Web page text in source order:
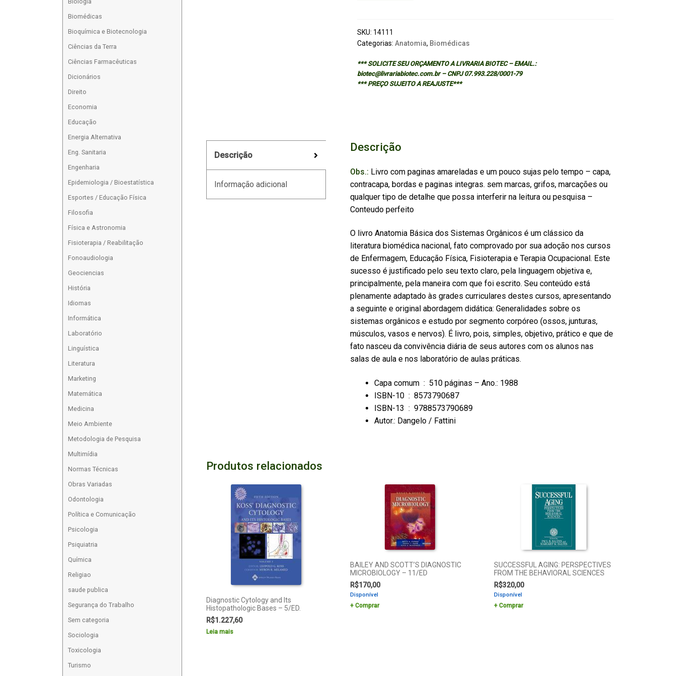
ORGANICOS
quantidade
SKU: 14111
Categorias: Anatomia, Biomédicas
*** SOLICITE SEU ORÇAMENTO A LIVRARIA BIOTEC – EMAIL.:
biotec@livrariabiotec.com.br – CNPJ 07.993.228/0001-79
*** PREÇO SUJEITO A REAJUSTE***
Descrição
Informação adicional
Descrição
Obs.: Livro com paginas amareladas e um pouco sujas pelo tempo – capa,
contracapa, bordas e paginas integras. sem marcas, grifos, marcações ou
qualquer tipo de detalhe que possa interferir na leitura ou pesquisa –
Conteudo perfeito
O livro Anatomia Básica dos Sistemas Orgânicos é um clássico da
literatura biomédica nacional, fato comprovado por sua adoção nos cursos
de Enfermagem, Educação Física, Fisioterapia e Terapia Ocupacional. Este
sucesso é justificado pelo seu texto claro, pela linguagem objetiva e,
principalmente, pela maneira com que foi escrito. Seu conteúdo está
plenamente adaptado às grades curriculares destes cursos, apresentando
a seguinte e original abordagem didática: Generalidades sobre os
sistemas orgânicos e estudo por segmento corpóreo (ossos, junturas,
músculos, vasos e nervos). É livro, pois, simples, objetivo, prático e que de
fato nasceu da convivência diária de seus autores com os alunos nas
salas de aula e nos laboratório de aulas práticas.
Capa comum ‏ : ‎ 510 páginas – Ano.: 1988
ISBN-10 ‏ : ‎ 8573790687
ISBN-13 ‏ : ‎ 9788573790689
Autor.: Dangelo / Fattini
Produtos relacionados
Diagnostic Cytology and Its
Histopathologic Bases – 5/ED.
R$1.227,60
Leia mais
BAILEY AND SCOTT’S DIAGNOSTIC
MICROBIOLOGY – 11/ED
R$170,00
Disponível
Comprar
SUCCESSFUL AGING: PERSPECTIVES
FROM THE BEHAVIORAL SCIENCES
R$320,00
Disponível
Comprar
Biomédicas
Bioquímica e Biotecnologia
Ciências da Terra
Ciências Farmacêuticas
Dicionários
Direito
Economia
Educação
Energia Alternativa
Eng. Sanitaria
Engenharia
Epidemiologia / Bioestatística
Esportes / Educação Física
Filosofia
Física e Astronomia
Fisioterapia / Reabilitação
Fonoaudiologia
Geociencias
História
Idiomas
Informática
Laboratório
Linguística
Literatura
Marketing
Matemática
Medicina
Meio Ambiente
Metodologia de Pesquisa
Multimídia
Normas Técnicas
Obras Variadas
Odontologia
Política e Comunicação
Psicologia
Psiquiatria
Química
Religiao
saude publica
Segurança do Trabalho
Sem categoria
Sociologia
Toxicologia
Turismo